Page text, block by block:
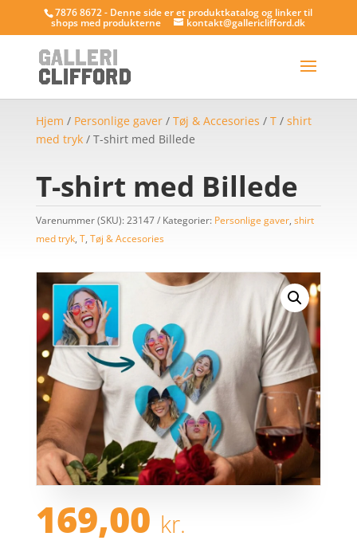
7876 8672 - Denne side er et produktkatalog og linker til
shops med produkterne kontakt@gallericlifford.dk
Hjem / Personlige gaver/ Tøj & Accesories / T/ shirt
med tryk/ T-shirt med Billede
T-shirt med Billede
Varenummer (SKU):23147 Kategorier: Personlige gaver, shirt
med tryk, T, Tøj & Accesories
169,00 kr.